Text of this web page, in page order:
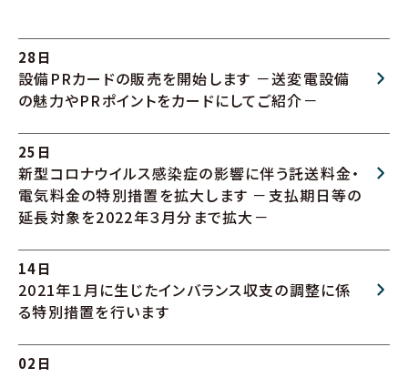
28日
設備PRカードの販売を開始します －送変電設備
の魅力やPRポイントをカードにしてご紹介－
25日
新型コロナウイルス感染症の影響に伴う託送料金・
電気料金の特別措置を拡大します －支払期日等の
延長対象を2022年３月分まで拡大－
14日
2021年１月に生じたインバランス収支の調整に係
る特別措置を行います
02日